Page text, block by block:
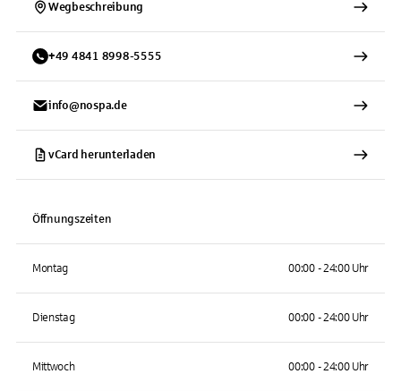
Wegbeschreibung
+49 4841 8998-5555
info@nospa.de
vCard herunterladen
Öffnungszeiten
Montag 00:00 - 24:00 Uhr
Dienstag 00:00 - 24:00 Uhr
Mittwoch 00:00 - 24:00 Uhr